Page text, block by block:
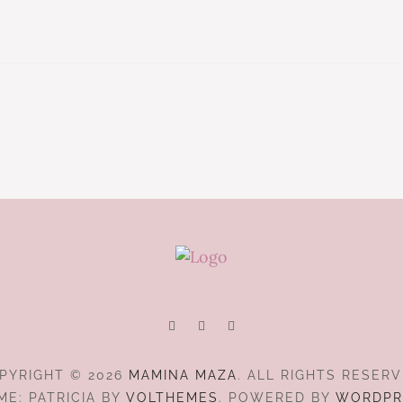
© 2026 MAMINA MAZA. ALL RIGHTS
PATRICIA BY VOLTHEMES . POWERED BY